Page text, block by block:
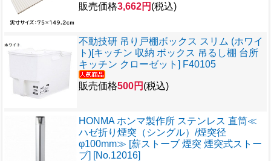
販売価格3,662円 (税込)
不動技研 吊り戸棚ボックス スリム (ホワイ
ト)[キッチン 収納 ボックス 吊るし棚 台所
キッチン クローゼット] F40105
販売価格500円 (税込)
HONMA ホンマ製作所 ステンレス 直筒≪
ハゼ折り煙突（シングル）/煙突径
φ100mm≫ [薪ストーブ 煙突 煙突式ストー
ブ] [No.12016]